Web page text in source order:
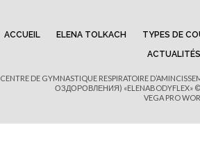
ACCUEIL ELENA TOLKACH
TYPES DE
ACTUALITÉS
CENTRE DE GYMNASTIQUE RESPIRATOIRE
ОЗДОРОВЛЕНИЯ) «ELENABODYFLEX»
VEGA PRO